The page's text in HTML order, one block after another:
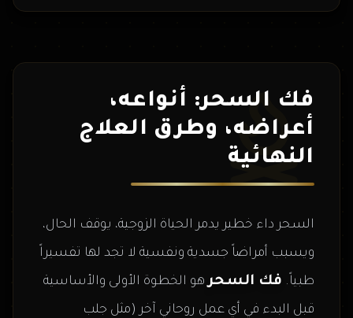
فك السحر: أنواعه،
أعراضه، وطرق العلاج
النهائية
السحر داء خطير يدمر الحياة الزوجية، يوقف الحال،
ويسبب أمراضاً جسدية ونفسية لا تجد لها تفسيراً
طبياً. فك السحرهو الخطوة الأولى والأساسية
قبل البدء في أي عمل روحاني آخر (مثل جلب